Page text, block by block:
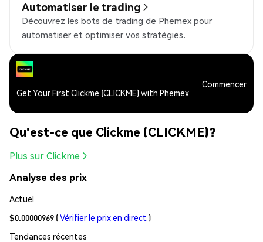
Automatiser le trading
Découvrez les bots de trading de Phemex pour
automatiser et optimiser vos stratégies.
Get Your First Clickme (CLICKME) with Phemex
Commencer
Qu'est-ce que Clickme (CLICKME)?
Plus sur Clickme
Analyse des prix
Actuel
$0.00000969 (Vérifier le prix en direct )
Tendances récentes